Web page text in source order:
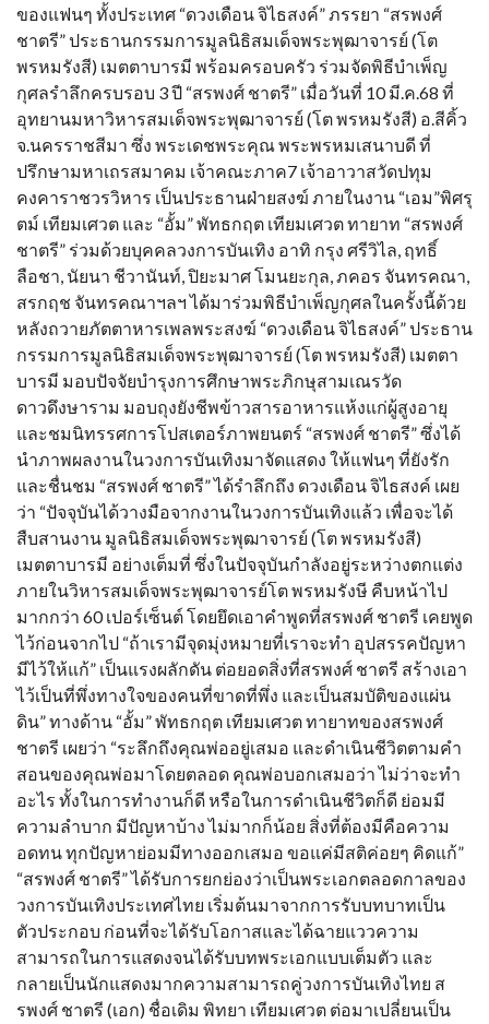
ของแฟนๆ ทั้งประเทศ “ดวงเดือน จิไธสงค์” ภรรยา “สรพงศ์
ชาตรี” ประธานกรรมการมูลนิธิสมเด็จพระพุฒาจารย์ (โต
พรหมรังสี) เมตตาบารมี พร้อมครอบครัว ร่วมจัดพิธีบำเพ็ญ
กุศลรำลึกครบรอบ 3 ปี “สรพงศ์ ชาตรี” เมื่อวันที่ 10 มี.ค.68 ที่
อุทยานมหาวิหารสมเด็จพระพุฒาจารย์ (โต พรหมรังสี) อ.สีคิ้ว
จ.นครราชสีมา ซึ่ง พระเดชพระคุณ พระพรหมเสนาบดี ที่
ปรึกษามหาเถรสมาคม เจ้าคณะภาค7 เจ้าอาวาสวัดปทุม
คงคาราชวรวิหาร เป็นประธานฝ่ายสงฆ์ ภายในงาน “เอม”พิศรุ
ตม์ เทียมเศวต และ “อั้ม” พัทธกฤต เทียมเศวต ทายาท “สรพงศ์
ชาตรี” ร่วมด้วยบุคคลวงการบันเทิง อาทิ กรุง ศรีวิไล, ฤทธิ์
ลือชา, นัยนา ชีวานันท์, ปิยะมาศ โมนยะกุล, ภคอร จันทรคณา,
สรกฤช จันทรคณาฯลฯ ได้มาร่วมพิธีบำเพ็ญกุศลในครั้งนี้ด้วย
หลังถวายภัตตาหารเพลพระสงฆ์ “ดวงเดือน จิไธสงค์” ประธาน
กรรมการมูลนิธิสมเด็จพระพุฒาจารย์ (โต พรหมรังสี) เมตตา
บารมี มอบปัจจัยบำรุงการศึกษาพระภิกษุสามเณรวัด
ดาวดึงษาราม มอบถุงยังชีพข้าวสารอาหารแห้งแก่ผู้สูงอายุ
และชมนิทรรศการโปสเตอร์ภาพยนตร์ “สรพงศ์ ชาตรี” ซึ่งได้
นำภาพผลงานในวงการบันเทิงมาจัดแสดง ให้แฟนๆ ที่ยังรัก
และชื่นชม “สรพงศ์ ชาตรี” ได้รำลึกถึง ดวงเดือน จิไธสงค์ เผย
ว่า “ปัจจุบันได้วางมือจากงานในวงการบันเทิงแล้ว เพื่อจะได้
สืบสานงาน มูลนิธิสมเด็จพระพุฒาจารย์ (โต พรหมรังสี)
เมตตาบารมี อย่างเต็มที่ ซึ่งในปัจจุบันกำลังอยู่ระหว่างตกแต่ง
ภายในวิหารสมเด็จพระพุฒาจารย์โต พรหมรังษี คืบหน้าไป
มากกว่า 60 เปอร์เซ็นต์ โดยยึดเอาคำพูดที่สรพงศ์ ชาตรี เคยพูด
ไว้ก่อนจากไป “ถ้าเรามีจุดมุ่งหมายที่เราจะทำ อุปสรรคปัญหา
มีไว้ให้แก้” เป็นแรงผลักดัน ต่อยอดสิ่งที่สรพงศ์ ชาตรี สร้างเอา
ไว้เป็นที่พึ่งทางใจของคนที่ขาดที่พึ่ง และเป็นสมบัติของแผ่น
ดิน” ทางด้าน “อั้ม” พัทธกฤต เทียมเศวต ทายาทของสรพงศ์
ชาตรี เผยว่า “ระลึกถึงคุณพ่ออยู่เสมอ และดำเนินชีวิตตามคำ
สอนของคุณพ่อมาโดยตลอด คุณพ่อบอกเสมอว่า ไม่ว่าจะทำ
อะไร ทั้งในการทำงานก็ดี หรือในการดำเนินชีวิตก็ดี ย่อมมี
ความลำบาก มีปัญหาบ้าง ไม่มากก็น้อย สิ่งที่ต้องมีคือความ
อดทน ทุกปัญหาย่อมมีทางออกเสมอ ขอแค่มีสติค่อยๆ คิดแก้”
“สรพงศ์ ชาตรี” ได้รับการยกย่องว่าเป็นพระเอกตลอดกาลของ
วงการบันเทิงประเทศไทย เริ่มต้นมาจากการรับบทบาทเป็น
ตัวประกอบ ก่อนที่จะได้รับโอกาสและได้ฉายแววความ
สามารถในการแสดงจนได้รับบทพระเอกแบบเต็มตัว และ
กลายเป็นนักแสดงมากความสามารถคู่วงการบันเทิงไทย ส
รพงศ์ ชาตรี (เอก) ชื่อเดิม พิทยา เทียมเศวต ต่อมาเปลี่ยนเป็น